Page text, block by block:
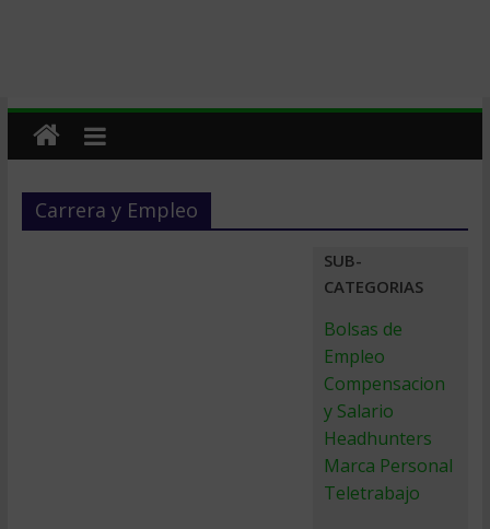
Carrera y Empleo
SUB-
CATEGORIAS
Bolsas de
Empleo
Compensacion
y Salario
Headhunters
Marca Personal
Teletrabajo